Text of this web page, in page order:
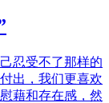
忍受不了那样的
出，我们更喜欢
藉和存在感，然